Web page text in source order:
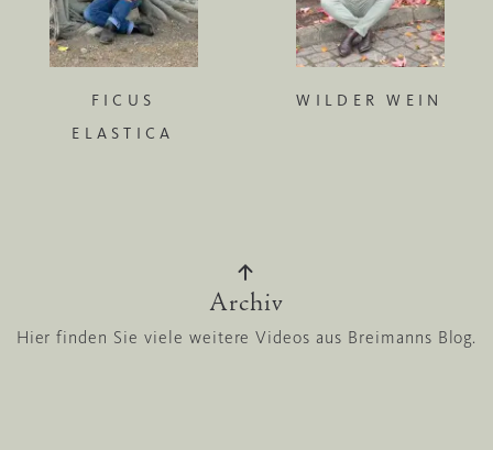
FICUS
ELASTICA
Archiv
Hier finden Sie viele weitere Videos aus Breimanns Blog.
WILDER WEIN